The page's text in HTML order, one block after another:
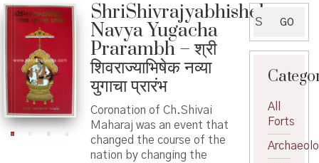
ShriShivrajyabhishek
Navya Yugacha
Prarambh – श्री
शिवराज्याभिषेक नव्या
युगाचा प्रारंभ
Coronation of Ch.Shivai
Maharaj was an event that
changed the course of the
nation by changing the
Search
for:
GO
All
Forts